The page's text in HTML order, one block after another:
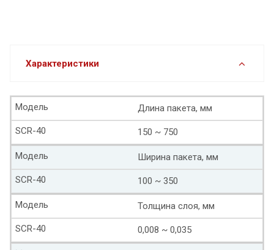
Характеристики
Длина пакета, мм
Модель
150 ~ 750
SCR-40
Ширина пакета, мм
Модель
100 ~ 350
SCR-40
Толщина слоя, мм
Модель
0,008 ~ 0,035
SCR-40